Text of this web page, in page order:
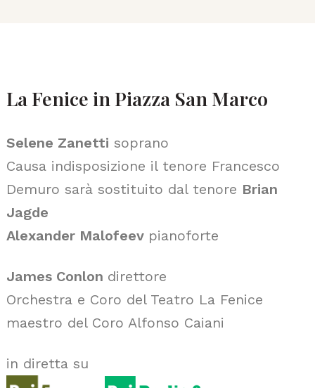
La Fenice in Piazza San Marco
Selene Zanetti soprano
Causa indisposizione il tenore Francesco
Demuro sarà sostituito dal tenore Brian
Jagde
Alexander Malofeev pianoforte
James Conlon direttore
Orchestra e Coro del Teatro La Fenice
maestro del Coro Alfonso Caiani
in diretta su